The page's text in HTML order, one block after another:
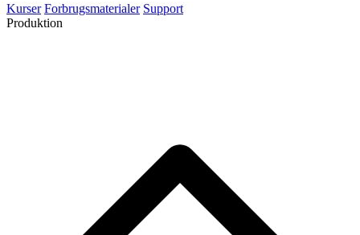
Kurser Forbrugsmaterialer Support
Produktion